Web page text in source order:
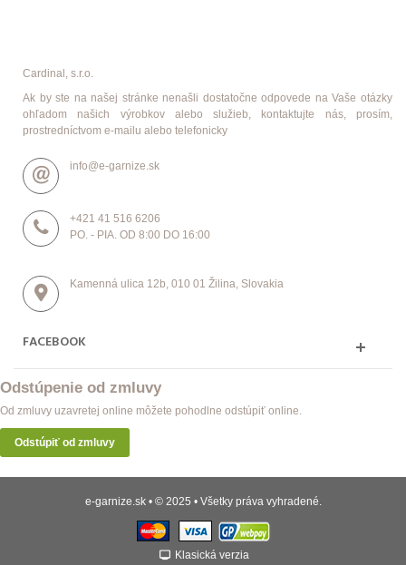
Cardinal, s.r.o.
Ak by ste na našej stránke nenašli dostatočne odpovede na Vaše otázky
ohľadom našich výrobkov alebo služieb, kontaktujte nás, prosím,
prostredníctvom e-mailu alebo telefonicky
info@e-garnize.sk
+421 41 516 6206
PO. - PIA. OD 8:00 DO 16:00
Kamenná ulica 12b, 010 01 Žilina, Slovakia
FACEBOOK
Odstúpenie od zmluvy
Od zmluvy uzavretej online môžete pohodlne odstúpiť online.
Odstúpiť od zmluvy
e-garnize.sk • © 2025 • Všetky práva vyhradené.
Klasická verzia